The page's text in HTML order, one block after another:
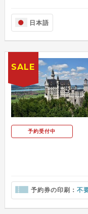
日本語
予約受付中
予約券の印刷： 不
SALE